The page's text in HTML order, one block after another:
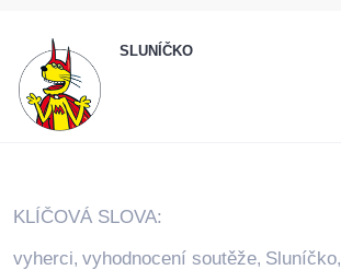
SLUNÍČKO
KLÍČOVÁ SLOVA:
vyherci, vyhodnocení soutěže, Sluníčko,